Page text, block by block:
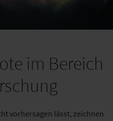
im Bereich
vorhersagen lässt, zeichnen